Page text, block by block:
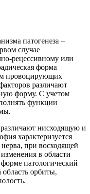
патогенеза –
случае
рецессивному или
форма
провоцирующих
различают
форму. С учетом
функции
нисходящую и
характеризуется
при восходящей
в области
патологический
область орбиты,